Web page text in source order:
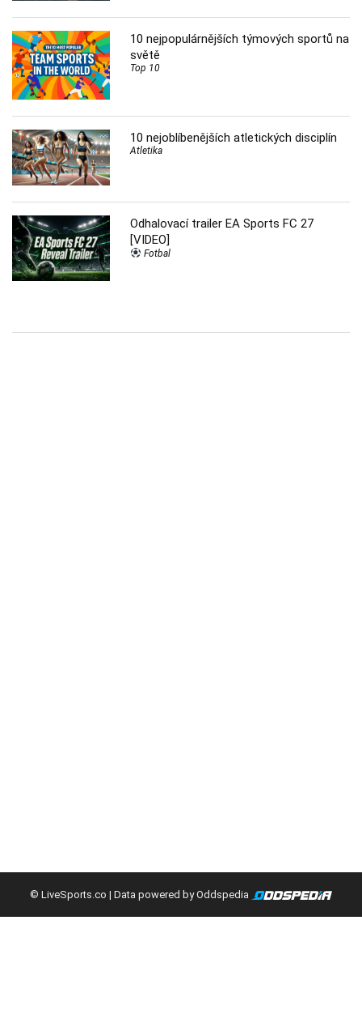
10 nejpopulárnějších týmových sportů na
světě
Top 10
10 nejoblíbenějších atletických disciplín
Atletika
Odhalovací trailer EA Sports FC 27
[VIDEO]
Fotbal
© LiveSports.co | Data powered by Oddspedia